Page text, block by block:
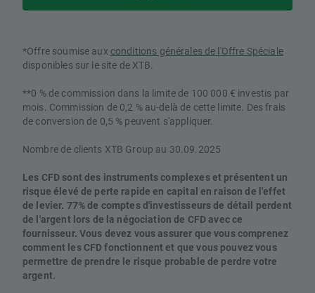
*Offre soumise aux conditions générales de l'Offre Spéciale
disponibles sur le site de XTB.
**0 % de commission dans la limite de 100 000 € investis par
mois. Commission de 0,2 % au-delà de cette limite. Des frais
de conversion de 0,5 % peuvent s'appliquer.
Nombre de clients XTB Group au 30.09.2025
Les CFD sont des instruments complexes et présentent un
risque élevé de perte rapide en capital en raison de l'effet
de levier. 77% de comptes d'investisseurs de détail perdent
de l'argent lors de la négociation de CFD avec ce
fournisseur. Vous devez vous assurer que vous comprenez
comment les CFD fonctionnent et que vous pouvez vous
permettre de prendre le risque probable de perdre votre
argent.